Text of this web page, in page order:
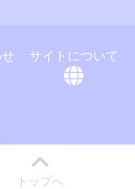
トップへ
サイトについて